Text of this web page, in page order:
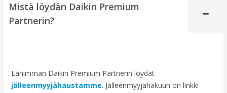
Mistä löydän Daikin Premium
Partnerin?
Lähimmän Daikin Premium Partnerin löydät
jälleenmyyjähaustamme. Jälleenmyyjähakuun on linkki